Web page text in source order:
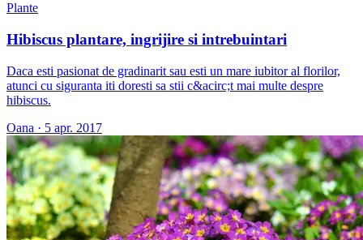
Plante
Hibiscus plantare, ingrijire si intrebuintari
Daca esti pasionat de gradinarit sau esti un mare iubitor al florilor,
atunci cu siguranta iti doresti sa stii c&acirc;t mai multe despre
hibiscus.
Oana · 5 apr. 2017